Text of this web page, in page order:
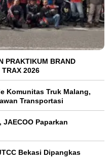
PRAKTIKUM BRAND
TRAX 2026
Komunitas Truk Malang,
Transportasi
Paparkan
Bekasi Dipangkas